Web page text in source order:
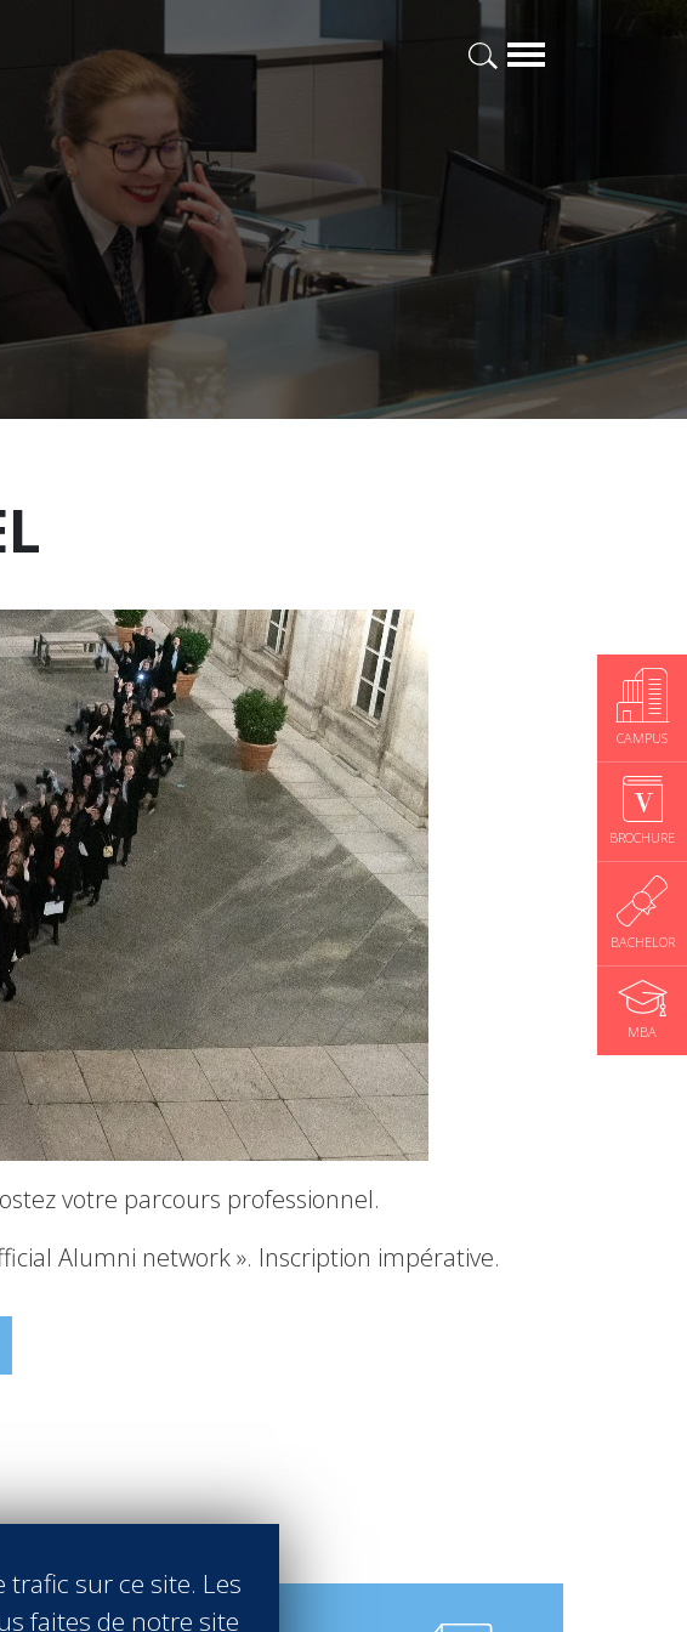
CAMPUS
BROCHURE
BACHELOR
MBA
votre parcours professionnel.
Alumni network ». Inscription impérative.
sur ce site. Les
faites de notre site